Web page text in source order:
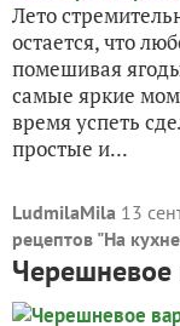
Лето
остается, что
помешивая
самые яркие
время успеть
простые и...
LudmilaMila 13
рецептов "На
Черешневое